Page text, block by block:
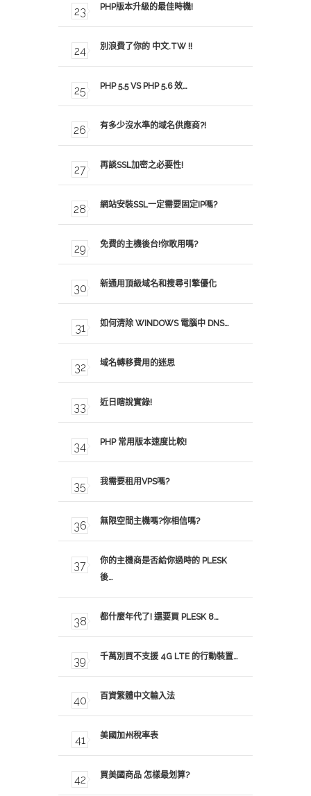
PHP版本升級的最佳時機!
別浪費了你的 中文.TW !!
PHP 5.5 VS PHP 5.6 效…
有多少沒水準的域名供應商?!
再談SSL加密之必要性!
網站安裝SSL一定需要固定IP嗎?
免費的主機後台!你敢用嗎?
新通用頂級域名和搜尋引擎優化
如何清除 WINDOWS 電腦中 DNS…
域名轉移費用的迷思
近日瞎說實錄!
PHP 常用版本速度比較!
我需要租用VPS嗎?
無限空間主機嗎?你相信嗎?
你的主機商是否給你過時的 PLESK
後…
都什麼年代了! 還要買 PLESK 8…
千萬別買不支援 4G LTE 的行動裝置…
百資繁體中文輸入法
美國加州稅率表
買美國商品 怎樣最划算?